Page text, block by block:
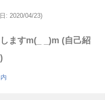
: 2020/04/23)
ますm(_ _)m (自己紹